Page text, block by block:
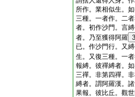
所作。業相似生。
三種。一者作。二
者。初作沙門。言
者。乃至獲得阿羅 3
已。作沙門行。又
生。又復三種。一
報縛。彼禪縛者。
三禪。非第四禪。
縛者。謂阿羅漢。
果報。彼比丘。觀